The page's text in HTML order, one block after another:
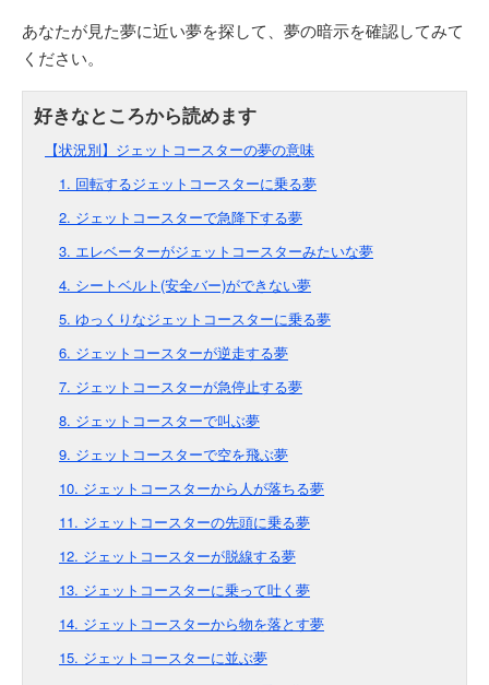
あなたが見た夢に近い夢を探して、夢の暗示を確認してみて
ください。
【状況別】ジェットコースターの夢の意味
1. 回転するジェットコースターに乗る夢
2. ジェットコースターで急降下する夢
3. エレベーターがジェットコースターみたいな夢
4. シートベルト(安全バー)ができない夢
5. ゆっくりなジェットコースターに乗る夢
6. ジェットコースターが逆走する夢
7. ジェットコースターが急停止する夢
8. ジェットコースターで叫ぶ夢
9. ジェットコースターで空を飛ぶ夢
10. ジェットコースターから人が落ちる夢
11. ジェットコースターの先頭に乗る夢
12. ジェットコースターが脱線する夢
13. ジェットコースターに乗って吐く夢
14. ジェットコースターから物を落とす夢
15. ジェットコースターに並ぶ夢